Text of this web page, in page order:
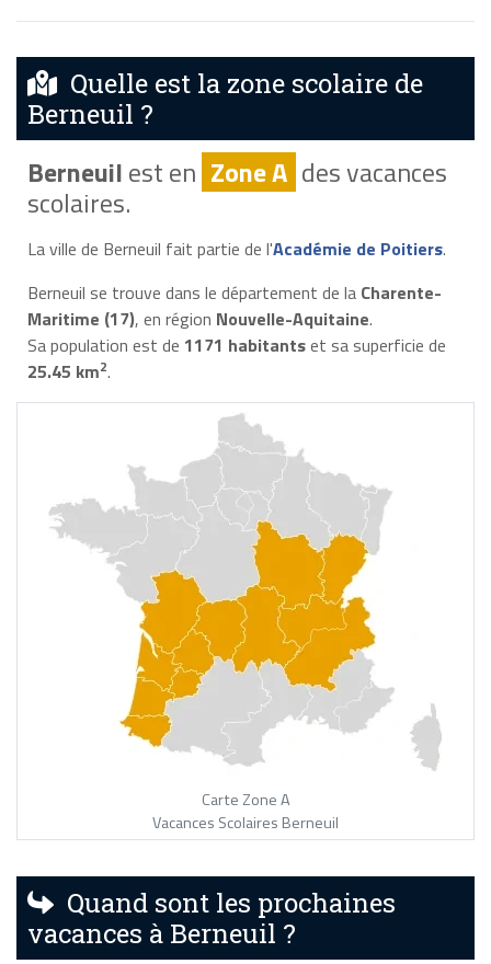
Quelle est la zone scolaire de
Berneuil ?
Berneuilest en Zone A des vacances
scolaires.
La ville de Berneuil fait partie de l'Académie de Poitiers.
Berneuil se trouve dans le département de la Charente-
Maritime (17), en région Nouvelle-Aquitaine.
Sa population est de 1171 habitantset sa superficie de
25.45 km2.
Carte Zone A
Vacances Scolaires Berneuil
Quand sont les prochaines
vacances à Berneuil ?